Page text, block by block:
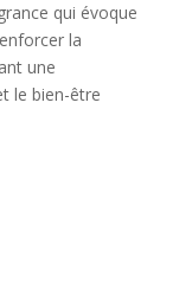
qui évoque
la
une
le bien-être